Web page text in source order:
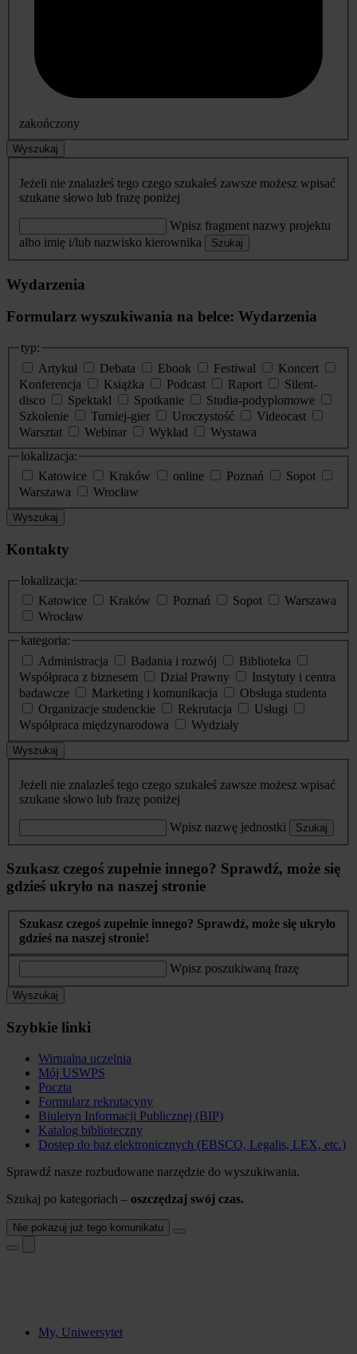
zakończony
Wyszukaj
Jeżeli nie znalazłeś tego czego szukałeś zawsze możesz wpisać
szukane słowo lub frazę poniżej
Wpisz fragment nazwy projektu
albo imię i/lub nazwisko kierownika
Szukaj
Wydarzenia
Formularz wyszukiwania na belce: Wydarzenia
typ:
Artykuł
Debata Ebook Festiwal
Koncert
Konferencja
Książka Podcast Raport
Silent-
disco
Spektakl Spotkanie
Studia-podyplomowe
Szkolenie
Turniej-gier Uroczystość
Videocast
Warsztat
Webinar Wykład
Wystawa
lokalizacja:
Katowice
Kraków online Poznań
Sopot
Warszawa
Wrocław
Wyszukaj
Kontakty
lokalizacja:
Katowice
Kraków Poznań Sopot
Warszawa
Wrocław
kategoria:
Administracja
Badania i rozwój
Biblioteka
Współpraca z biznesem
Dział Prawny
Instytuty i centra
badawcze
Marketing i komunikacja
Obsługa studenta
Organizacje studenckie
Rekrutacja
Usługi
Współpraca międzynarodowa
Wydziały
Wyszukaj
Jeżeli nie znalazłeś tego czego szukałeś zawsze możesz wpisać
szukane słowo lub frazę poniżej
Wpisz nazwę jednostki Szukaj
Szukasz czegoś zupełnie innego? Sprawdź, może się
gdzieś ukryło na naszej stronie
Szukasz czegoś zupełnie innego? Sprawdź, może się ukryło
gdzieś na naszej stronie!
Wpisz poszukiwaną frazę
Wyszukaj
Szybkie linki
Wirtualna uczelnia
Mój USWPS
Poczta
Formularz rekrutacyny
Biuletyn Informacji Publicznej (BIP)
Katalog biblioteczny
Dostęp do baz elektronicznych (EBSCO, Legalis, LEX, etc.)
Sprawdź nasze rozbudowane narzędzie do wyszukiwania.
Szukaj po kategoriach – oszczędzaj swój czas.
Nie pokazuj już tego komunikatu
My, Uniwersytet